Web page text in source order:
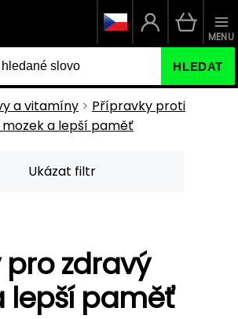
HLEDAT
MENU
a vitamíny
Přípravky proti
mozek a lepší paměť
Ukázat filtr
zdravý
lepší paměť